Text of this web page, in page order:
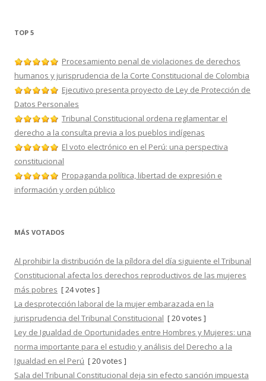
TOP 5
Procesamiento penal de violaciones de derechos
humanos y jurisprudencia de la Corte Constitucional de Colombia
Ejecutivo presenta proyecto de Ley de Protección de
Datos Personales
Tribunal Constitucional ordena reglamentar el
derecho a la consulta previa a los pueblos indígenas
El voto electrónico en el Perú: una perspectiva
constitucional
Propaganda política, libertad de expresión e
información y orden público
MÁS VOTADOS
Al prohibir la distribución de la píldora del día siguiente el Tribunal
Constitucional afecta los derechos reproductivos de las mujeres
más pobres [ 24 votes ]
La desprotección laboral de la mujer embarazada en la
jurisprudencia del Tribunal Constitucional [ 20 votes ]
Ley de Igualdad de Oportunidades entre Hombres y Mujeres: una
norma importante para el estudio y análisis del Derecho a la
Igualdad en el Perú [ 20 votes ]
Sala del Tribunal Constitucional deja sin efecto sanción impuesta